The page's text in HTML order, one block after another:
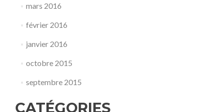
mars 2016
février 2016
janvier 2016
octobre 2015
septembre 2015
CATÉGORIES